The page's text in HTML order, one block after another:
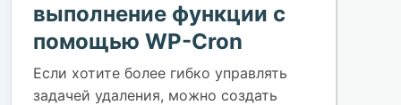
выполнение функции с
помощью WP-Cron
Если хотите более гибко управлять
задачей удаления, можно создать